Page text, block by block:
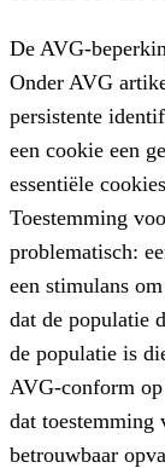
De AVG-
Onder AVG
persistente
een cookie een
essentiële
Toestemming
problematisch:
een stimulans
dat de populatie
de populatie is
AVG-conform op
dat toestemming
betrouwbaar